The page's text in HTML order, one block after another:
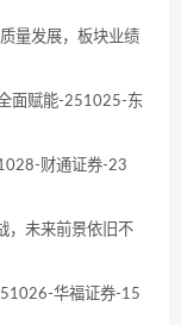
量发展，板块业绩
面赋能-251025-东
财通证券-23
，未来前景依旧不
华福证券-15